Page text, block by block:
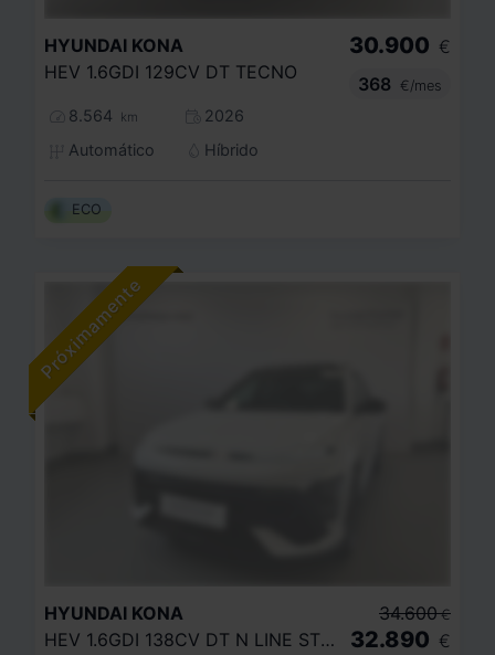
HYUNDAI KONA
HEV 1.6GDI 129CV DT TECNO
8.564 km
2026
Automático
Híbrido
30.900 €
368
€/mes
ECO
HYUNDAI KONA
HEV 1.6GDI 138CV DT N LINE STYLE
34.600 €
32.890 €